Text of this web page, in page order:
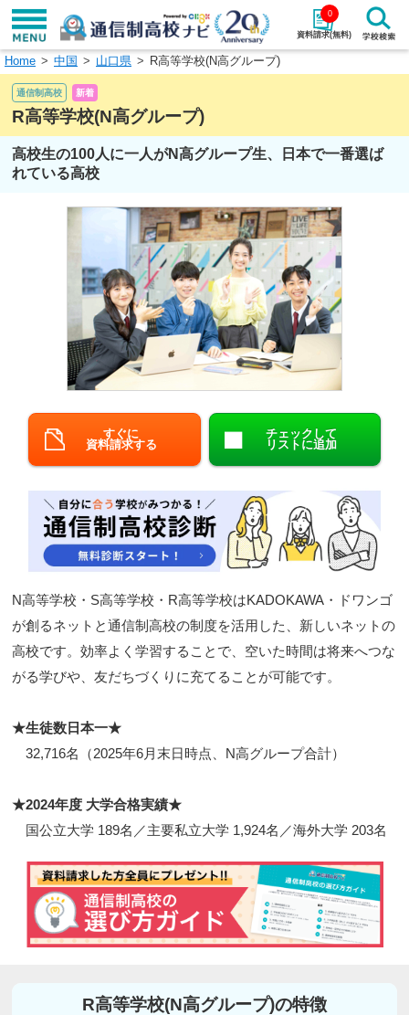
資料請求(無料)
0
学校名で探す
エリアから探す 特徴から探す
北海道・東北
北陸・甲信越
中国
九州・沖縄
閉じる
Home 中国 山口県 R高等学校(N高グループ)
通信制高校 新着
R高等学校(N高グループ)
高校生の100人に一人がN高グループ生、日本で一番選ば
れている高校
すぐに
資料請求する
チェックして
リストに追加
N高等学校・S高等学校・R高等学校はKADOKAWA・ドワンゴ
が創るネットと通信制高校の制度を活用した、新しいネットの
高校です。効率よく学習することで、空いた時間は将来へつな
がる学びや、友だちづくりに充てることが可能です。
★生徒数日本一★
32,716名（2025年6月末日時点、N高グループ合計）
★2024年度 大学合格実績★
国公立大学 189名／主要私立大学 1,924名／海外大学 203名
R高等学校(N高グループ)の特徴